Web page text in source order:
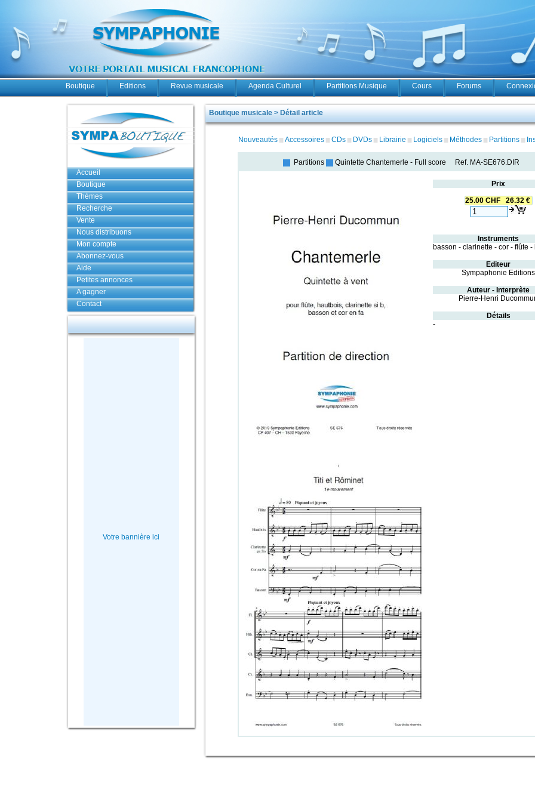
Boutique Editions Revue musicale Agenda Culturel Partitions Musique Cours Forums
Accueil
Boutique
Thèmes
Recherche
Vente
Nous distribuons
Mon compte
Abonnez-vous
Aide
Petites annonces
A gagner
Contact
Votre bannière ici
Boutique musicale > Détail article
Nouveautés Accessoires CDs DVDs Librairie Logiciels Méthodes Partitions
Partitions Quintette Chantemerle - Full score Ref. MA-SE676.DIR
Prix
25.00 CHF 26.32 €
Instruments
basson - clarinette - cor - flûte -
Editeur
Sympaphonie Editions
Auteur - Interprète
Pierre-Henri
Détails
-